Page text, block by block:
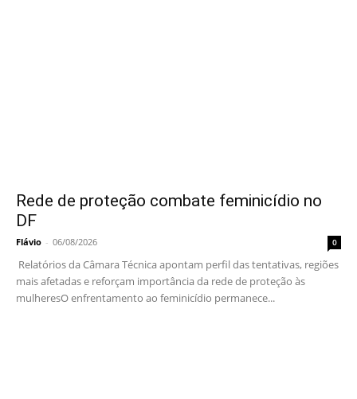
Rede de proteção combate feminicídio no
DF
Flávio - 06/08/2026 0
Relatórios da Câmara Técnica apontam perfil das tentativas, regiões
mais afetadas e reforçam importância da rede de proteção às
mulheresO enfrentamento ao feminicídio permanece...